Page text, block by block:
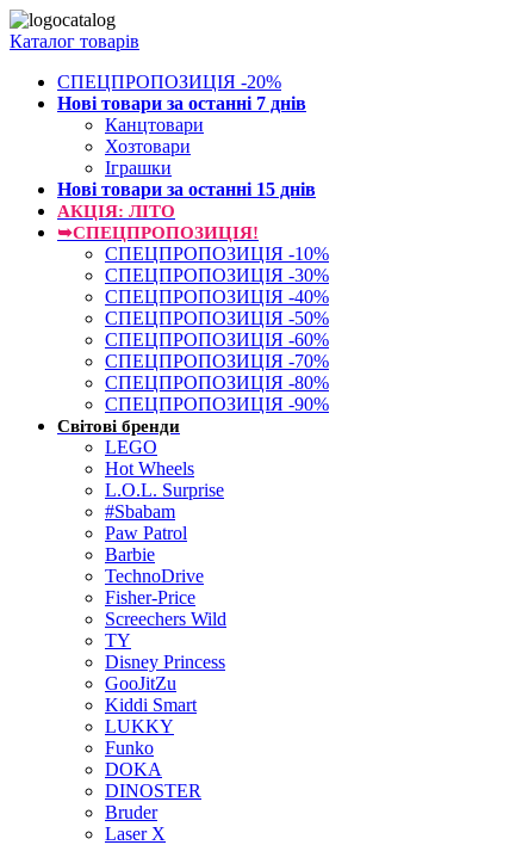
Каталог товарів
СПЕЦПРОПОЗИЦІЯ -20%
Нові товари за останнi 7 днiв
Канцтовари
Хозтовари
Іграшки
Нові товари за останнi 15 днiв
АКЦІЯ: ЛІТО
➥СПЕЦПРОПОЗИЦІЯ!
СПЕЦПРОПОЗИЦІЯ -10%
СПЕЦПРОПОЗИЦІЯ -30%
СПЕЦПРОПОЗИЦІЯ -40%
СПЕЦПРОПОЗИЦІЯ -50%
СПЕЦПРОПОЗИЦІЯ -60%
СПЕЦПРОПОЗИЦІЯ -70%
СПЕЦПРОПОЗИЦІЯ -80%
СПЕЦПРОПОЗИЦІЯ -90%
Світові бренди
LEGO
Hot Wheels
L.O.L. Surprise
#Sbabam
Paw Patrol
Barbie
TechnoDrive
Fisher-Price
Screechers Wild
TY
Disney Princess
GooJitZu
Kiddi Smart
LUKKY
Funko
DOKA
DINOSTER
Bruder
Laser X